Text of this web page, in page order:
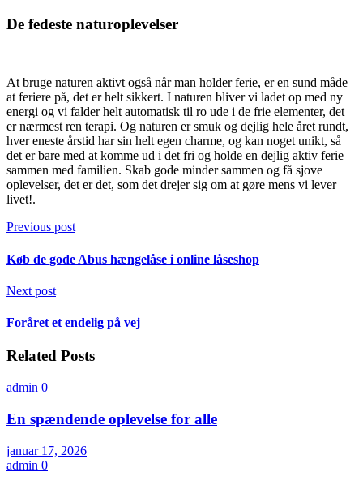
De fedeste naturoplevelser
At bruge naturen aktivt også når man holder ferie, er en sund måde
at feriere på, det er helt sikkert. I naturen bliver vi ladet op med ny
energi og vi falder helt automatisk til ro ude i de frie elementer, det
er nærmest ren terapi. Og naturen er smuk og dejlig hele året rundt,
hver eneste årstid har sin helt egen charme, og kan noget unikt, så
det er bare med at komme ud i det fri og holde en dejlig aktiv ferie
sammen med familien. Skab gode minder sammen og få sjove
oplevelser, det er det, som det drejer sig om at gøre mens vi lever
livet!.
Previous post
Køb de gode Abus hængelåse i online låseshop
Next post
Foråret et endelig på vej
Related Posts
admin 0
En spændende oplevelse for alle
januar 17, 2026
admin 0